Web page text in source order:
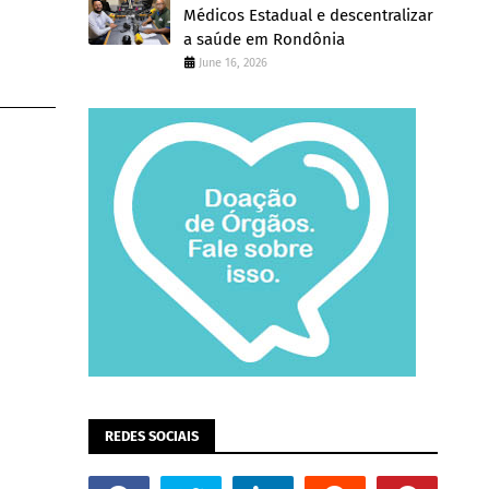
Médicos Estadual e descentralizar
a saúde em Rondônia
June 16, 2026
REDES SOCIAIS